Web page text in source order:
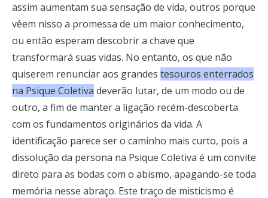
assim aumentam sua sensação de vida, outros porque
vêem nisso a promessa de um maior conhecimento,
ou então esperam descobrir a chave que
transformará suas vidas. No entanto, os que não
quiserem renunciar aos grandes tesouros enterrados
na Psique Coletiva deverão lutar, de um modo ou de
outro, a fim de manter a ligação recém-descoberta
com os fundamentos originários da vida. A
identificação parece ser o caminho mais curto, pois a
dissolução da persona na Psique Coletiva é um convite
direto para as bodas com o abismo, apagando-se toda
memória nesse abraço. Este traço de misticismo é